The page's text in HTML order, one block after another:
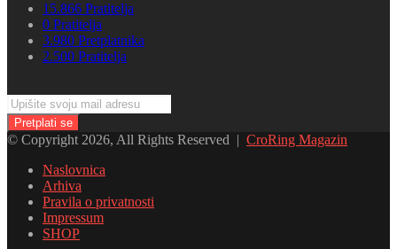
15.866 Pratitelja
0 Pratitelja
3.980 Pretplatnika
2.500 Pratitelja
Upišite
svoju
mail
adresu
© Copyright 2026, All Rights Reserved | CroRing Magazin
Naslovnica
Arhiva
Pravila o privatnosti
Impressum
SHOP